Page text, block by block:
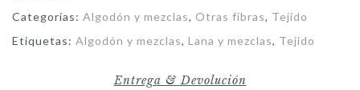
Categorías: Algodón y mezclas, Otras fibras, Tejido
Etiquetas: Algodón y mezclas, Lana y mezclas, Tejido
Entrega & Devolución